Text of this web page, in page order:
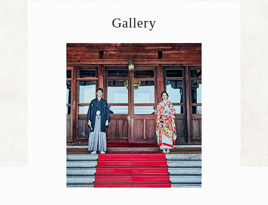
ギャラリー
Gallery